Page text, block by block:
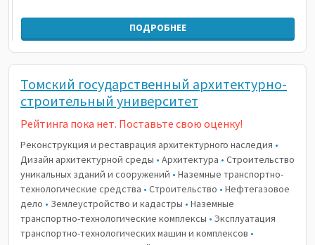
ПОДРОБНЕЕ
Томский государственный архитектурно-
строительный университет
Рейтинга пока нет. Поставьте свою оценку!
Реконструкция и реставрация архитектурного наследия •
Дизайн архитектурной среды • Архитектура • Строительство
уникальных зданий и сооружений • Наземные транспортно-
технологические средства • Строительство • Нефтегазовое
дело • Землеустройство и кадастры • Наземные
транспортно-технологические комплексы • Эксплуатация
транспортно-технологических машин и комплексов •